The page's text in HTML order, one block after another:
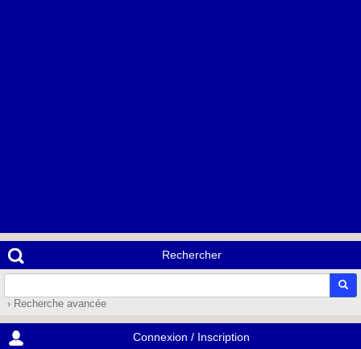
Rechercher
› Recherche avancée
Connexion / Inscription